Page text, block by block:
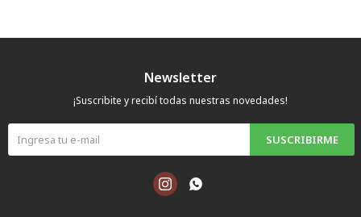
Newsletter
¡Suscribite y recibí todas nuestras novedades!
SUSCRIBIRME
 